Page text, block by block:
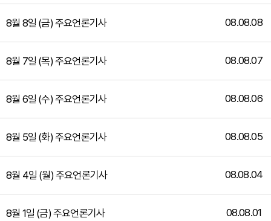
8월 8일 (금) 주요언론기사 08.08.08
8월 7일 (목) 주요언론기사 08.08.07
8월 6일 (수) 주요언론기사 08.08.06
8월 5일 (화) 주요언론기사 08.08.05
8월 4일 (월) 주요언론기사 08.08.04
8월 1일 (금) 주요언론기사 08.08.01